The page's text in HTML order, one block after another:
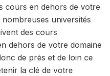
cours en dehors de votre
universités
des cours
dehors de votre domaine
de près et de loin ce
la clé de votre